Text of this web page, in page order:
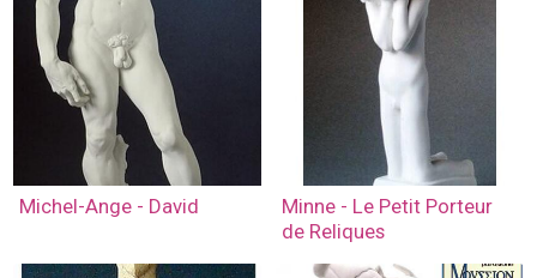
Michel-Ange - David
Minne - Le Petit Porteur
de Reliques